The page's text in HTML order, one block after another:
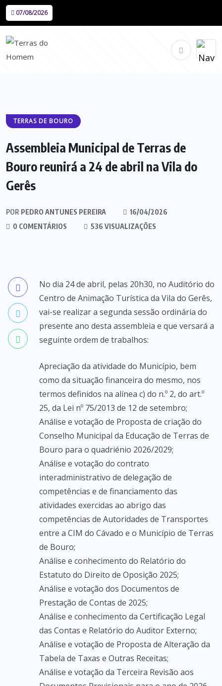
07/08/2026
TERRAS DE BOURO
Assembleia Municipal de Terras de
Bouro reunirá a 24 de abril na Vila do
Gerês
POR PEDRO ANTUNES PEREIRA
16/04/2026
0 COMENTÁRIOS
536 VISUALIZAÇÕES
No dia 24 de abril, pelas 20h30, no Auditório do
Centro de Animação Turística da Vila do Gerês,
vai-se realizar a segunda sessão ordinária do
presente ano desta assembleia e que versará a
seguinte ordem de trabalhos:
Apreciação da atividade do Município, bem
como da situação financeira do mesmo, nos
termos definidos na alínea c) do n.º 2, do art.º
25, da Lei nº 75/2013 de 12 de setembro;
Análise e votação de Proposta de criação do
Conselho Municipal da Educação de Terras de
Bouro para o quadriénio 2026/2029;
Análise e votação do contrato
interadministrativo de delegação de
competências e de financiamento das
atividades exercidas ao abrigo das
competências de Autoridades de Transportes
entre a CIM do Cávado e o Município de Terras
de Bouro;
Análise e conhecimento do Relatório do
Estatuto do Direito de Oposição 2025;
Análise e votação dos Documentos de
Prestação de Contas de 2025;
Análise e conhecimento da Certificação Legal
das Contas e Relatório do Auditor Externo;
Análise e votação de Proposta de Alteração da
Tabela de Taxas e Outras Receitas;
Análise e votação da Terceira Revisão aos